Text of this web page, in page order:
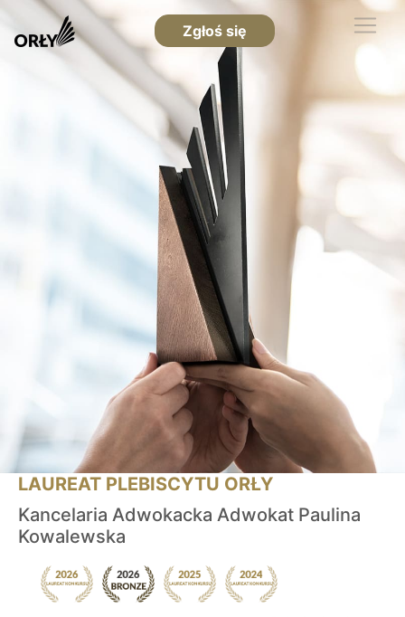
Zgłoś się
LAUREAT PLEBISCYTU ORŁY
Kancelaria Adwokacka Adwokat Paulina
Kowalewska